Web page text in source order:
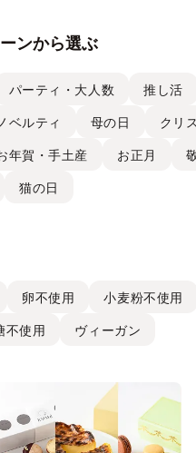
ンから選ぶ
パーティ・大人数 推し活
ノベルティ 母の日 クリ
年賀・手土産 お正月
猫の日
卵不使用 小麦粉不使用
不使用 ヴィーガン